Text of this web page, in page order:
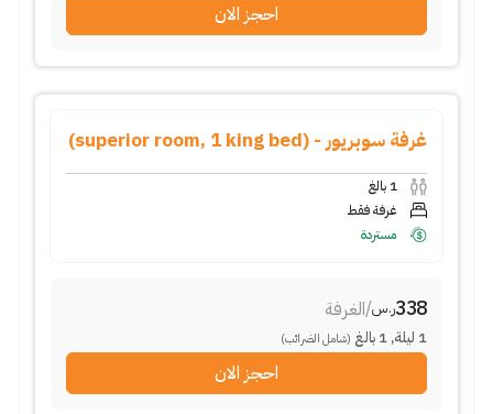
احجز الان
غرفة سوبريور - (superior room, 1 king bed)
1 بالغ
غرفة فقط
مستردة
338ر.س/الغرفة
1 ليلة,
1 بالغ (شامل الضرائب)
احجز الان